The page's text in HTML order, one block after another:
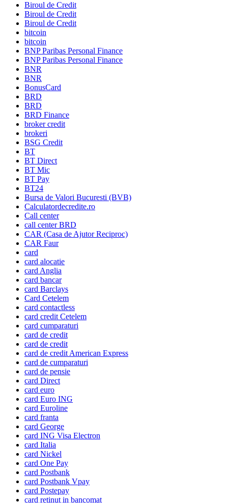
Biroul de Credit
Biroul de Credit
Biroul de Credit
bitcoin
bitcoin
BNP Paribas Personal Finance
BNP Paribas Personal Finance
BNR
BNR
BonusCard
BRD
BRD
BRD Finance
broker credit
brokeri
BSG Credit
BT
BT Direct
BT Mic
BT Pay
BT24
Bursa de Valori Bucuresti (BVB)
Calculatordecredite.ro
Call center
call center BRD
CAR (Casa de Ajutor Reciproc)
CAR Faur
card
card alocatie
card Anglia
card bancar
card Barclays
Card Cetelem
card contactless
card credit Cetelem
card cumparaturi
card de credit
card de credit
card de credit American Express
card de cumparaturi
card de pensie
card Direct
card euro
card Euro ING
card Euroline
card franta
card George
card ING Visa Electron
card Italia
card Nickel
card One Pay
card Postbank
card Postbank Vpay
card Postepay
card retinut in bancomat